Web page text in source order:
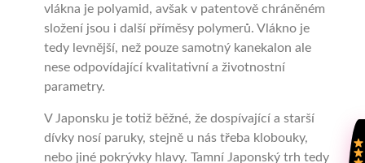
vlákna je polyamid, avšak v patentově chráněném
složení jsou i další příměsy polymerů. Vlákno je
tedy levnější, než pouze samotný kanekalon ale
nese odpovídající kvalitativní a životnostní
parametry.
V Japonsku je totiž běžné, že dospívající a starší
dívky nosí paruky, stejně u nás třeba klobouky,
nebo jiné pokrývky hlavy. Tamní Japonský trh tedy